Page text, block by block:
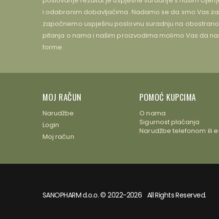
i odabranim dobavljačima. Nadamo se da smo Vas
započnemo uspješnu poslovnu suradnju na
pitanja o nama i našim proizvodima molimo Vas da
forme.
MOJ RAČUN
Narudžbe
Login
Moj račun
POMOĆ KUPCIMA
O nama
Sigurnost plaćanja
Narudžbe telefonom ili
SANOPHARM d.o.o. © 2022-2026 All Rights Reserved.